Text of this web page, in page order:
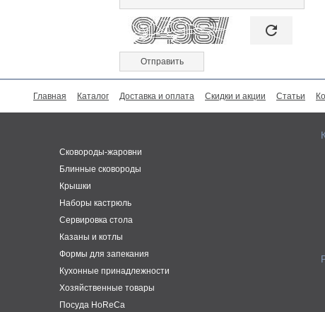
 refresh
Главная Каталог Доставка и оплата Скидки и акции Статьи
Сковороды-жаровни
Блинные сковороды
Крышки
Наборы кастрюль
Сервировка стола
Казаны и котлы
Формы для запекания
Кухонные принадлежности
Хозяйственные товары
Посуда HoReCa